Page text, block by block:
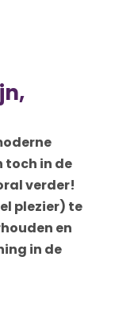
toch in de
verder!
plezier) te
en
in de